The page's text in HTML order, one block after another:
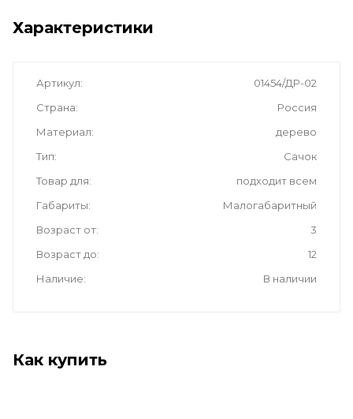
Характеристики
Артикул
01454/ДР-02
Страна
Россия
Материал
дерево
Тип
Сачок
Товар для
подходит всем
Габариты
Малогабаритный
Возраст от
3
Возраст до
12
Наличие
В наличии
Как купить